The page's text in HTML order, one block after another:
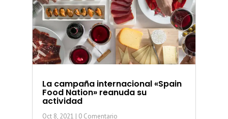
La campaña internacional «Spain
Food Nation» reanuda su
actividad
Oct 8, 2021 | 0 Comentario